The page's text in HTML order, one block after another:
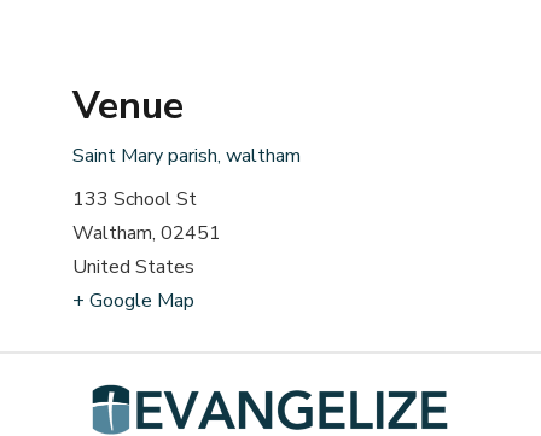
Venue
Saint Mary parish, waltham
133 School St
Waltham, 02451
United States
+ Google Map